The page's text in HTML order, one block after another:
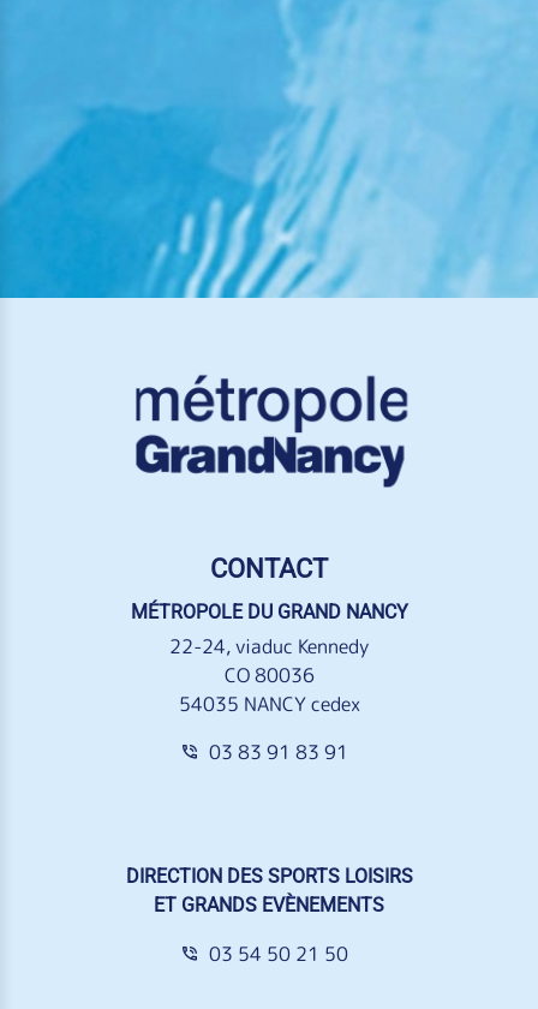
CONTACT
MÉTROPOLE DU GRAND NANCY
22-24, viaduc Kennedy
CO 80036
54035 NANCY cedex
03 83 91 83 91
DIRECTION DES SPORTS LOISIRS
ET GRANDS EVÈNEMENTS
03 54 50 21 50